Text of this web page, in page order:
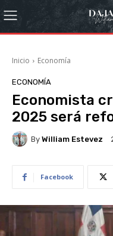
Inicio Economía
ECONOMÍA
Economista
2025 será
By William Estevez
Facebook